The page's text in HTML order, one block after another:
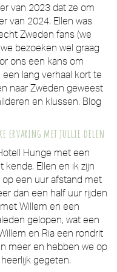
van 2023 dat ze om
van 2024. Ellen was
Zweden fans (we
bezoeken wel graag
ons een kans om
lang verhaal kort te
naar Zweden geweest
en klussen. Blog
ervaring met jullie delen
Hunge met een
Ellen en ik zijn
een uur afstand met
dan een half uur rijden
Willem en een
gelopen, wat een
en Ria een rondrit
meer en hebben we op
gegeten.